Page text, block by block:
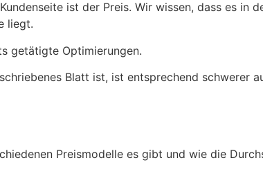
ist der Preis. Wir wissen, dass es in
liegt.
getätigte Optimierungen.
Blatt ist, ist entsprechend schwerer
Preismodelle es gibt und wie die